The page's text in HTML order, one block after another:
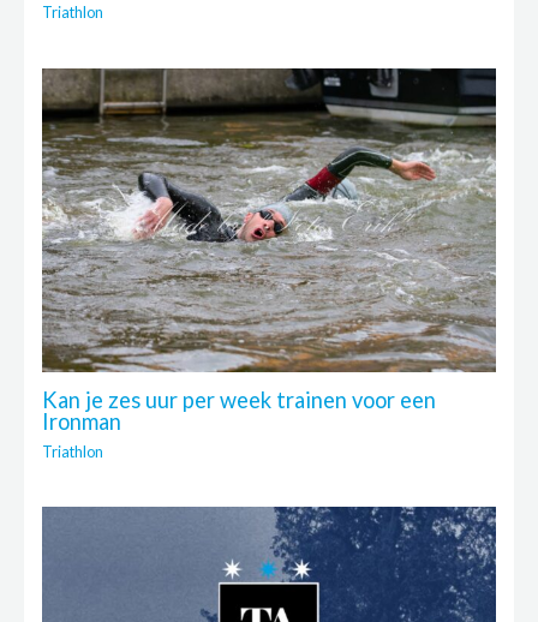
Triathlon
Kan je zes uur per week trainen voor een
Ironman
Triathlon